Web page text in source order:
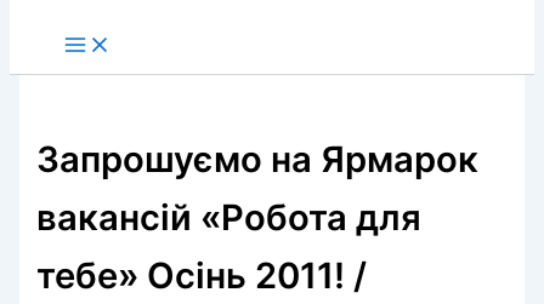
Запрошуємо на Ярмарок
вакансій «Робота для
тебе» Осінь 2011! /